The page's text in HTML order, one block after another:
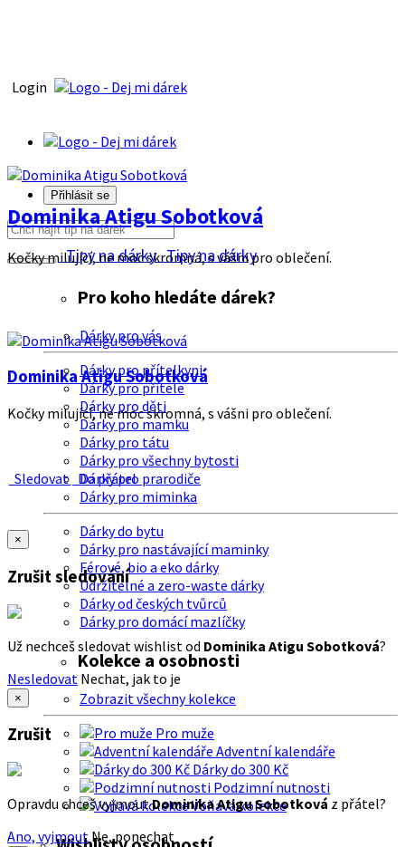
Login
Přihlásit se
Tipy na dárkyTipy na dárky
Pro koho hledáte dárek?
Dárky pro vás
Dárky pro přítelkyni
Dárky pro přítele
Dárky pro děti
Dárky pro mamku
Dárky pro tátu
Dárky pro všechny bytosti
Dárky pro prarodiče
Dárky pro miminka
Dárky do bytu
Dárky pro nastávající maminky
Férové, bio a eko dárky
Udržitelné a zero-waste dárky
Dárky od českých tvůrců
Dárky pro domácí mazlíčky
Kolekce a osobnosti
Zobrazit všechny kolekce
Pro muže
Adventní kalendáře
Dárky do 300 Kč
Podzimní nutnosti
Voňavá kolekce
Dominika Atigu Sobotková
Kočky milující, ne moc skromná, s vášni pro oblečení.
Dominika Atigu Sobotková
Kočky milující, ne moc skromná, s vášni pro oblečení.
Sledovat Do přátel
×
Zrušit sledování
Už nechceš sledovat wishlist od Dominika Atigu Sobotková?
Nesledovat Nechat, jak to je
×
Zrušit
Opravdu chceš vyjmoutDominika Atigu Sobotková z přátel?
Ano, vyjmout Ne, ponechat